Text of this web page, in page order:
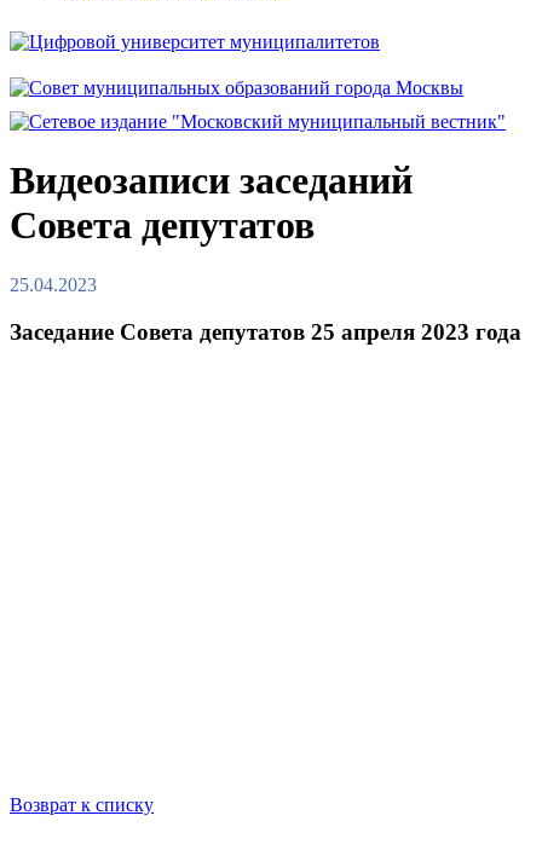
Видеозаписи заседаний
Совета депутатов
25.04.2023
Заседание Совета депутатов 25 апреля 2023 года
Возврат к списку